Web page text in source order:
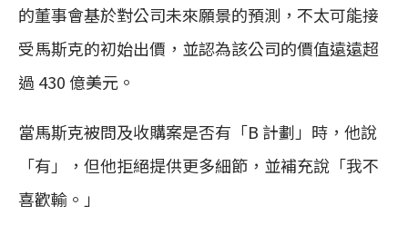
的董事會基於對公司未來願景的預測，不太可能接
受馬斯克的初始出價，並認為該公司的價值遠遠超
過 430 億美元。
當馬斯克被問及收購案是否有「B 計劃」時，他說
「有」，但他拒絕提供更多細節，並補充說「我不
喜歡輸。」